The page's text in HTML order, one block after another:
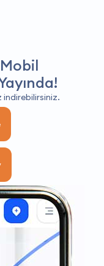
indirebilirsiniz.